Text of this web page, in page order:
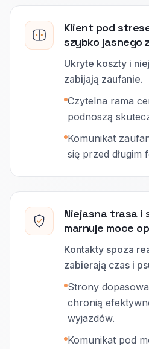
Klient pod
szybko jasnego
Ukryte koszty i
zabijają zaufanie.
Czytelna rama
podnoszą
Komunikat
się przed długim
Niejasna trasa i
marnuje moce
Kontakty spoza
zabierają czas i
Strony
chronią
wyjazdów.
Komunikat pod